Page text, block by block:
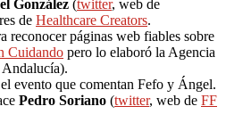
González (twitter, web de
de Healthcare Creators.
reconocer páginas web fiables sobre
Cuidando pero lo elaboró la Agencia
evento que comentan Fefo y Ángel.
Pedro Soriano (twitter, web de FF